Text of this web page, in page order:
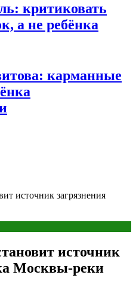
критиковать
а не ребёнка
карманные
источник загрязнения
источник
Москвы-реки